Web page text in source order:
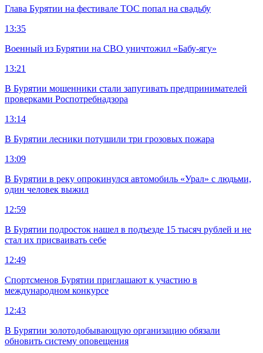
Глава Бурятии на фестивале ТОС попал на свадьбу
13:35
Военный из Бурятии на СВО уничтожил «Бабу-ягу»
13:21
В Бурятии мошенники стали запугивать предпринимателей
проверками Роспотребнадзора
13:14
В Бурятии лесники потушили три грозовых пожара
13:09
В Бурятии в реку опрокинулся автомобиль «Урал» с людьми,
один человек выжил
12:59
В Бурятии подросток нашел в подъезде 15 тысяч рублей и не
стал их присваивать себе
12:49
Спортсменов Бурятии приглашают к участию в
международном конкурсе
12:43
В Бурятии золотодобывающую организацию обязали
обновить систему оповещения